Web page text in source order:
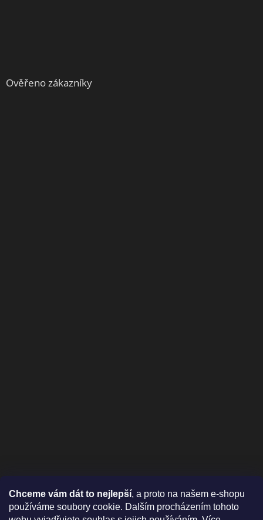
Chceme vám dát to nejlepší, a proto na našem e-shopu
používáme soubory cookie. Dalším procházením tohoto
Ověřeno zákazníky